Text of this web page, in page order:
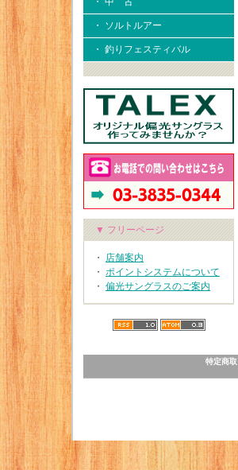
・ ソルトルアー
・ 釣りフェスティバル
▼ フリーページ
・ 店舗案内
・ ポイントシステムについて
・ 偏光サングラスのご案内
特定商